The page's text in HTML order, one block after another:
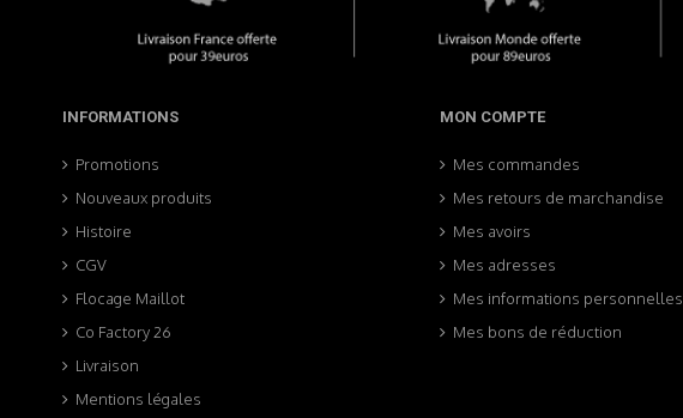
INFORMATIONS
Promotions
Nouveaux produits
Histoire
CGV
Flocage Maillot
Co Factory 26
Livraison
Mentions légales
MON COMPTE
Mes commandes
Mes retours de marchandise
Mes avoirs
Mes adresses
Mes informations personnelles
Mes bons de réduction